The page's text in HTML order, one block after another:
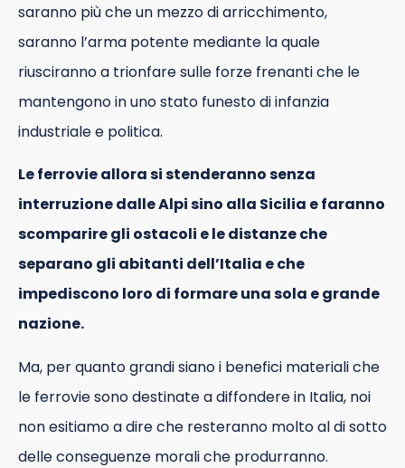
saranno più che un mezzo di arricchimento,
saranno l’arma potente mediante la quale
riusciranno a trionfare sulle forze frenanti che le
mantengono in uno stato funesto di infanzia
industriale e politica.
Le ferrovie allora si stenderanno senza
interruzione dalle Alpi sino alla Sicilia e faranno
scomparire gli ostacoli e le distanze che
separano gli abitanti dell’Italia e che
impediscono loro di formare una sola e grande
nazione.
Ma, per quanto grandi siano i benefici materiali che
le ferrovie sono destinate a diffondere in Italia, noi
non esitiamo a dire che resteranno molto al di sotto
delle conseguenze morali che produrranno.